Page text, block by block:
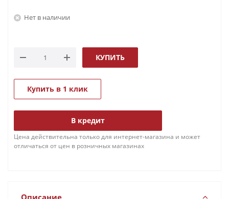
Нет в наличии
КУПИТЬ
Купить в 1 клик
В кредит
Цена действительна только для интернет-магазина и может
отличаться от цен в розничных магазинах
Описание